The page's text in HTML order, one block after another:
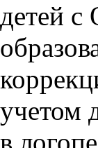
детей с
учетом